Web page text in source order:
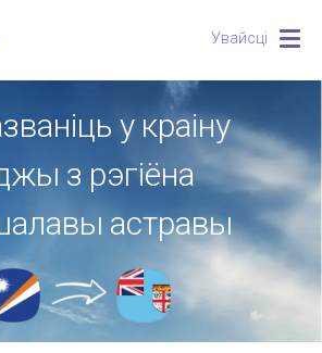
Увайсці
у краіну
з рэгіёна
астравы